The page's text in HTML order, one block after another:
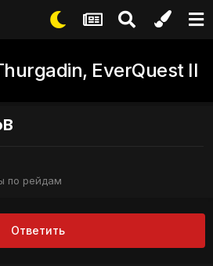
EverQuest II
по рейдам
Ответить